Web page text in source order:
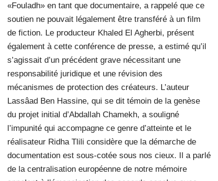
«Fouladh» en tant que documentaire, a rappelé que ce
soutien ne pouvait légalement être transféré à un film
de fiction. Le producteur Khaled El Agherbi, présent
également à cette conférence de presse, a estimé qu’il
s’agissait d’un précédent grave nécessitant une
responsabilité juridique et une révision des
mécanismes de protection des créateurs. L’auteur
Lassâad Ben Hassine, qui se dit témoin de la genèse
du projet initial d’Abdallah Chamekh, a souligné
l’impunité qui accompagne ce genre d’atteinte et le
réalisateur Ridha Tlili considère que la démarche de
documentation est sous-cotée sous nos cieux. Il a parlé
de la centralisation européenne de notre mémoire